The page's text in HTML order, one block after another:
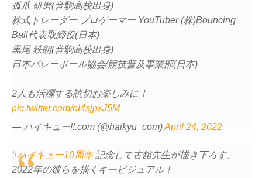
孤爪 研磨(音駒高校出身)
株式トレーダー プロゲーマー YouTuber (株)Bouncing
Ball代表取締役(日本)
黒尾 鉄朗(音駒高校出身)
日本バレーボール協会/競技普及事業部(日本)
2人も活躍する読切お楽しみに！
pic.twitter.com/oI4sjpxJ5M
— ハイキュー!!.com (@haikyu_com)April 24, 2022
#ハイキュー10周年記念して古舘先生が描き下ろす、
2022年の彼らを描くキービジュアル！